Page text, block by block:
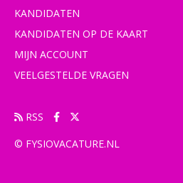
KANDIDATEN
KANDIDATEN OP DE KAART
MIJN ACCOUNT
VEELGESTELDE VRAGEN
RSS
© FYSIOVACATURE.NL